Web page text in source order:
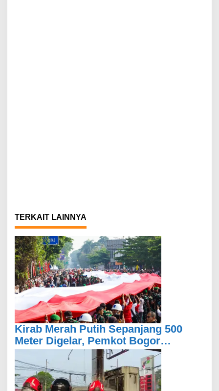
TERKAIT LAINNYA
Kirab Merah Putih Sepanjang 500
Meter Digelar, Pemkot Bogor
Libatkan Masyarakat